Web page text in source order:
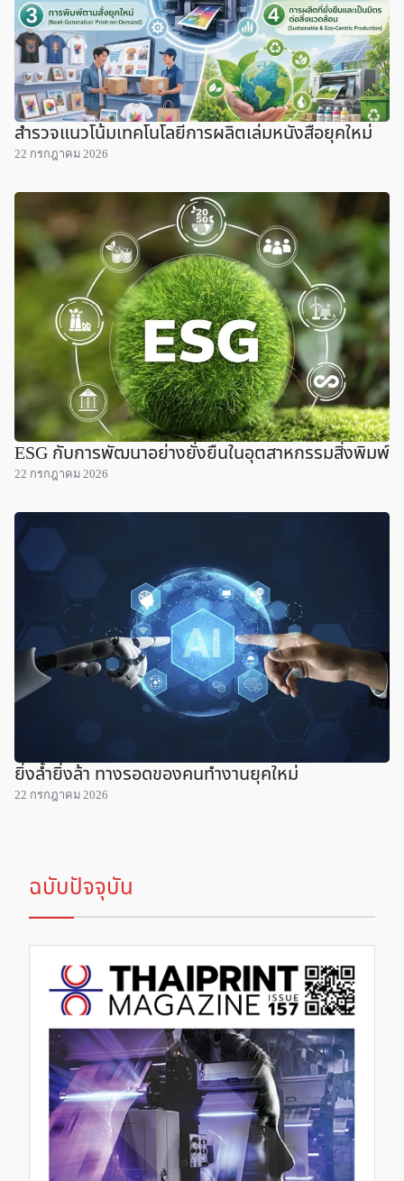
สำรวจแนวโน้มเทคโนโลยีการผลิตเล่มหนังสือยุคใหม่
22 กรกฎาคม 2026
ESG กับการพัฒนาอย่างยั่งยืนในอุตสาหกรรมสิ่งพิมพ์
22 กรกฎาคม 2026
ยิ่งล้ำยิ่งล้า ทางรอดของคนทำงานยุคใหม่
22 กรกฎาคม 2026
ฉบับปัจจุบัน